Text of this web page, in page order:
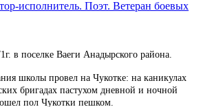
в поселке Ваеги Анадырского района.
школы провел на Чукотке: на каникулах
бригадах пастухом дневной и ночной
пол Чукотки пешком.